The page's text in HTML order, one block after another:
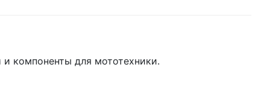
компоненты для мототехники.